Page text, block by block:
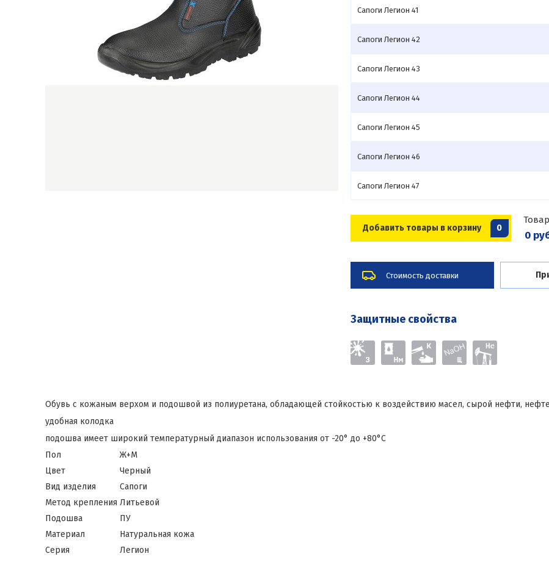
Сапоги Легион 41
Сапоги Легион 42
Сапоги Легион 43
Сапоги Легион 44
Сапоги Легион 45
Сапоги Легион 46
Сапоги Легион 47
Добавить товары в корзину 0
0
Стоимость доставки
Защитные свойства
Обувь с кожаным верхом и подошвой из полиуретана, обладающей стойкостью к воздействию масел, сырой нефти,
удобная колодка
подошва имеет широкий температурный диапазон использования от -20° до +80°С
Пол
Ж+М
Цвет
Черный
Вид изделия
Сапоги
Метод крепления Литьевой
Подошва
ПУ
Материал
Натуральная кожа
Серия
Легион